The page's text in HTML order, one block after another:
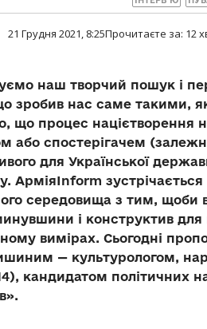
21 Грудня 2021, 8:25Прочитаєте за: 12
наш творчий пошук і
зробив нас саме такими,
що процес націєтворення
або спостерігачем
для Української
АрміяInform
середовища з тим, щоби
і конструктив
вимірах. Сьогодні
— культурологом,
кандидатом політичних